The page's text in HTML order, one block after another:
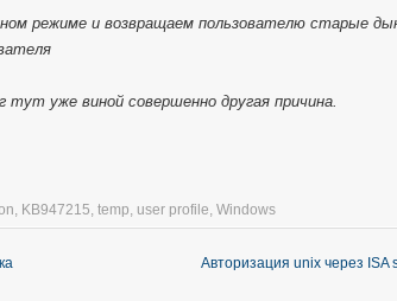
режиме и возвращаем пользователю старые
тут уже виной совершенно другая причина.
, KB947215, temp, user profile, Windows
Авторизация unix через ISA